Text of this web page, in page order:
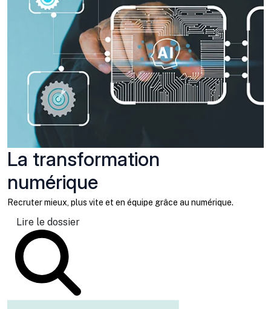
La transformation
numérique
Recruter mieux, plus vite et en équipe grâce au numérique.
Lire le dossier